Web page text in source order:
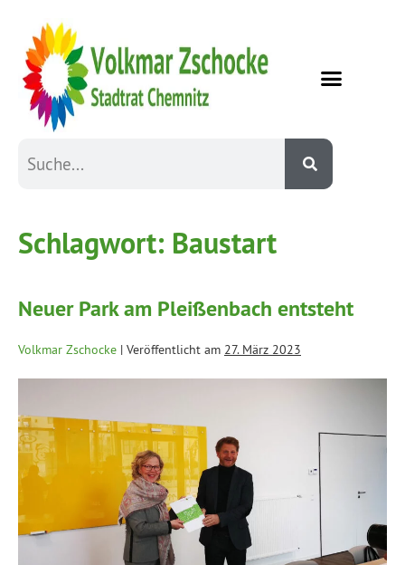
Schlagwort: Baustart
Neuer Park am Pleißenbach entsteht
Volkmar Zschocke | Veröffentlicht am 27. März 2023